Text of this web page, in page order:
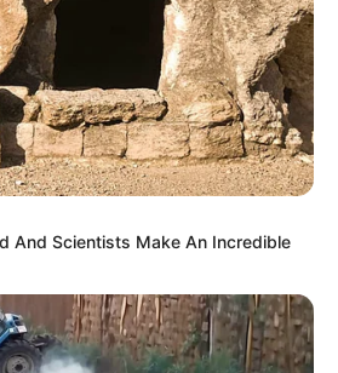
And Scientists Make An Incredible